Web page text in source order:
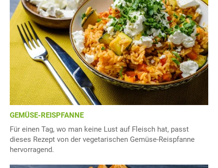
GEMÜSE-REISPFANNE
Für einen Tag, wo man keine Lust auf Fleisch hat, passt
dieses Rezept von der vegetarischen Gemüse-Reispfanne
hervorragend.